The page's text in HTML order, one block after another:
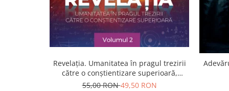
Revelația. Umanitatea în pragul trezirii
către o conştientizare superioară,
volumul 2
55,00 RON49,50 RON